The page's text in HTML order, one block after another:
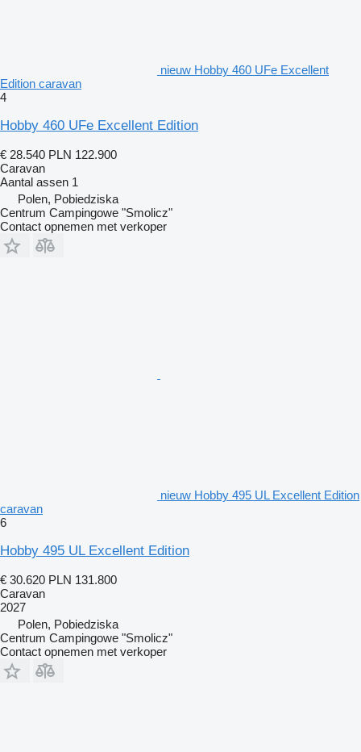
nieuw Hobby 460 UFe Excellent
Edition caravan
4
Hobby 460 UFe Excellent Edition
€ 28.540 PLN 122.900
Caravan
Aantal assen 1
Polen, Pobiedziska
Centrum Campingowe "Smolicz"
Contact opnemen met verkoper
nieuw Hobby 495 UL Excellent Edition
caravan
6
Hobby 495 UL Excellent Edition
€ 30.620 PLN 131.800
Caravan
2027
Polen, Pobiedziska
Centrum Campingowe "Smolicz"
Contact opnemen met verkoper